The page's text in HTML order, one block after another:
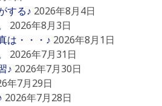
する♪ 2026年8月4日
2026年8月3日
は・・・♪ 2026年8月1日
2026年7月31日
♪ 2026年7月30日
年7月29日
2026年7月28日